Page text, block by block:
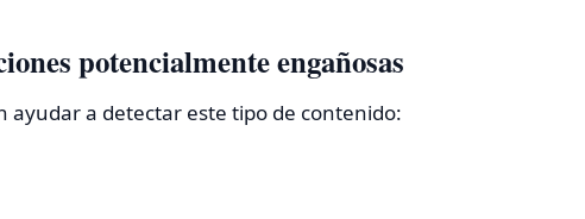
potencialmente engañosas
ayudar a detectar este tipo de contenido: